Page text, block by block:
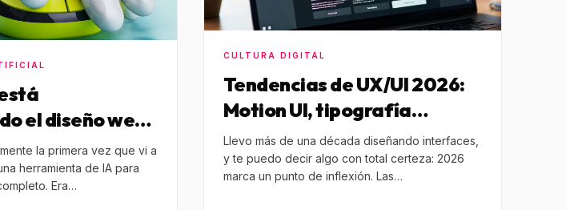
el diseño web:
flujos de
de uso
la primera vez que vi a
herramienta de IA para
Era…
CULTURA DIGITAL
Tendencias de UX/UI 2026:
Motion UI, tipografía
expresiva y diseño orgánico
Llevo más de una década diseñando interfaces,
y te puedo decir algo con total certeza: 2026
marca un punto de inflexión. Las…